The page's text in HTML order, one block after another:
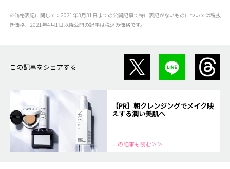
※価格表記に関して：2021年3月31日までの公開記事で特に表記がないものについては税抜
き価格、2021年4月1日以降公開の記事は税込み価格です。
この記事をシェアする
【PR】朝クレンジングでメイク映
えする潤い美肌へ
この記事も読む＞＞